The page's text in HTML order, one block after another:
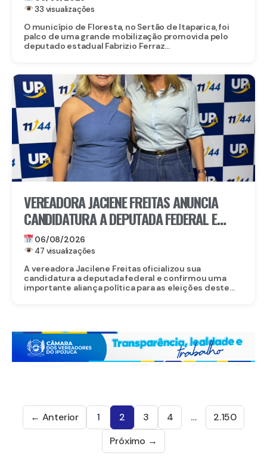
33 visualizações
O município de Floresta, no Sertão de Itaparica, foi
palco de uma grande mobilização promovida pelo
deputado estadual Fabrizio Ferraz...
VEREADORA JACIENE FREITAS ANUNCIA
CANDIDATURA A DEPUTADA FEDERAL E
FECHA DOBRADINHA COM ROBERTA
ARRAES EM POÇÃO, NO AGRESTE
06/08/2026
47 visualizações
A vereadora Jacilene Freitas oficializou sua
candidatura a deputada federal e confirmou uma
importante aliança política para as eleições deste...
← Anterior 1 2 3 4 …
2.150
Próximo →